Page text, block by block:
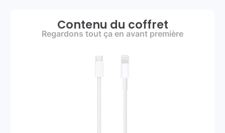
Contenu du coffret
Regardons tout ça en avant première